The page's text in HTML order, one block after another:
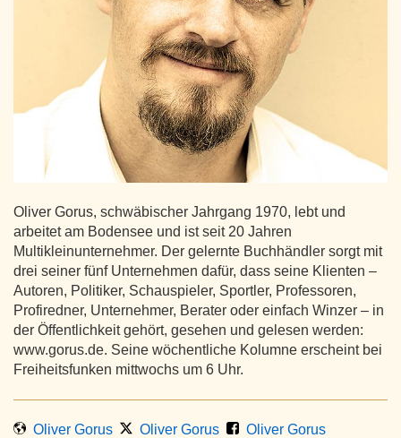
Oliver Gorus, schwäbischer Jahrgang 1970, lebt und
arbeitet am Bodensee und ist seit 20 Jahren
Multikleinunternehmer. Der gelernte Buchhändler sorgt mit
drei seiner fünf Unternehmen dafür, dass seine Klienten –
Autoren, Politiker, Schauspieler, Sportler, Professoren,
Profiredner, Unternehmer, Berater oder einfach Winzer – in
der Öffentlichkeit gehört, gesehen und gelesen werden:
www.gorus.de. Seine wöchentliche Kolumne erscheint bei
Freiheitsfunken mittwochs um 6 Uhr.
Oliver Gorus Oliver Gorus Oliver Gorus